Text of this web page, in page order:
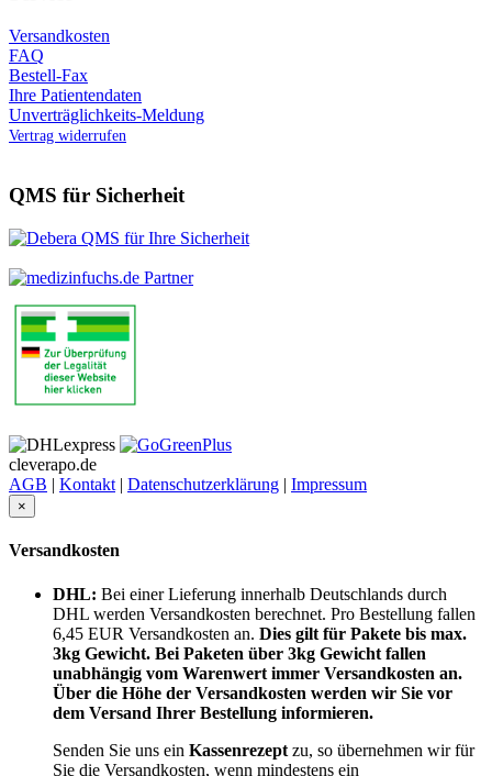
Versandkosten
FAQ
Bestell-Fax
Ihre Patientendaten
Unverträglichkeits-Meldung
Vertrag widerrufen
QMS für Sicherheit
cleverapo.de
AGB | Kontakt | Datenschutzerklärung | Impressum
×
Versandkosten
DHL: Bei einer Lieferung innerhalb Deutschlands durch
DHL werden Versandkosten berechnet. Pro Bestellung fallen
6,45 EUR Versandkosten an. Dies gilt für Pakete bis max.
3kg Gewicht. Bei Paketen über 3kg Gewicht fallen
unabhängig vom Warenwert immer Versandkosten an.
Über die Höhe der Versandkosten werden wir Sie vor
dem Versand Ihrer Bestellung informieren.
Senden Sie uns ein Kassenrezept zu, so übernehmen wir für
Sie die Versandkosten, wenn mindestens ein